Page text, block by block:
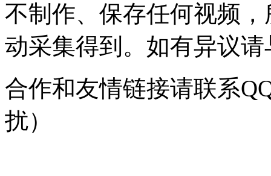
不制作、保存任何视频
动采集得到。如有异议
合作和友情链接请联系
扰）